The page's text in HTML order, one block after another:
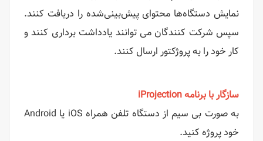
نمایش دستگاه‌ها محتوای پیش‌بینی‌شده را دریافت کنند.
سپس شرکت کنندگان می توانند یادداشت برداری کنند و
کار خود را به پروژکتور ارسال کنند.
سازگار با برنامه iProjection
به صورت بی سیم از دستگاه تلفن همراه iOS یا Android
خود پروژه کنید.